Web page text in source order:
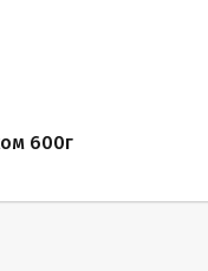
600г